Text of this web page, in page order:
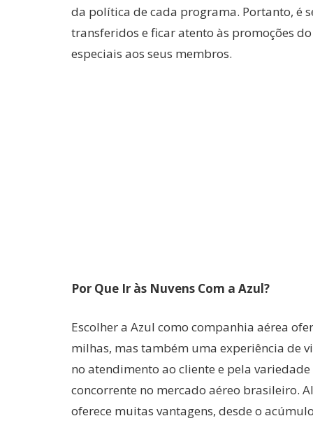
da política de cada programa. Portanto, é
transferidos e ficar atento às promoções
especiais aos seus membros.
Por Que Ir às Nuvens Com a Azul?
Escolher a Azul como companhia aérea
milhas, mas também uma experiência de
no atendimento ao cliente e pela
concorrente no mercado aéreo brasileiro.
oferece muitas vantagens, desde o